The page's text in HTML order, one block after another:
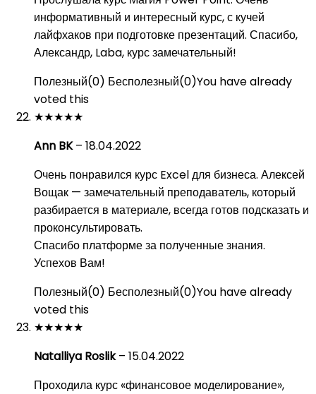
информативный и интересный курс, с кучей
лайфхаков при подготовке презентаций. Спасибо,
Александр, Laba, курс замечательный!
Полезный(0) Бесполезный(0)You have already
voted this
★★★★★
Ann BK– 18.04.2022
Очень понравился курс Excel для бизнеса. Алексей
Вощак — замечательный преподаватель, который
разбирается в материале, всегда готов подсказать и
проконсультировать.
Спасибо платформе за полученные знания.
Успехов Вам!
Полезный(0) Бесполезный(0)You have already
voted this
★★★★★
Natalliya Roslik– 15.04.2022
Проходила курс «финансовое моделирование»,